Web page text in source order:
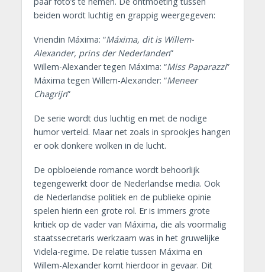
beiden wordt luchtig en grappig weergegeven:
Vriendin Máxima: “Máxima, dit is Willem-
Alexander, prins der Nederlanden”
Willem-Alexander tegen Máxima: “Miss Paparazzi”
Máxima tegen Willem-Alexander: “Meneer
Chagrijn”
De serie wordt dus luchtig en met de nodige
humor verteld. Maar net zoals in sprookjes hangen
er ook donkere wolken in de lucht.
De opbloeiende romance wordt behoorlijk
tegengewerkt door de Nederlandse media. Ook
de Nederlandse politiek en de publieke opinie
spelen hierin een grote rol. Er is immers grote
kritiek op de vader van Máxima, die als voormalig
staatssecretaris werkzaam was in het gruwelijke
Videla-regime. De relatie tussen Máxima en
Willem-Alexander komt hierdoor in gevaar. Dit